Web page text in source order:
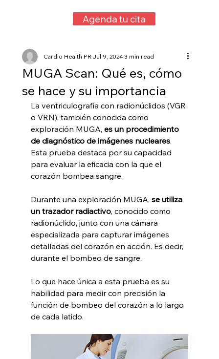
Agenda tu cita
MUGA Scan: Qué es, cómo
se hace y su importancia
Cardio Health PRJul 9, 20243 min read
La ventriculografía con radionúclidos (VGR
o VRN), también conocida como
exploración MUGA, es un procedimiento
de diagnóstico de imágenes nucleares.
Esta prueba destaca por su capacidad
para evaluar la eficacia con la que el
corazón bombea sangre.
Durante una exploración MUGA, se utiliza
un trazador radiactivo, conocido como
radionúclido, junto con una cámara
especializada para capturar imágenes
detalladas del corazón en acción. Es decir,
durante el bombeo de sangre.
Lo que hace única a esta prueba es su
habilidad para medir con precisión la
función de bombeo del corazón a lo largo
de cada latido.